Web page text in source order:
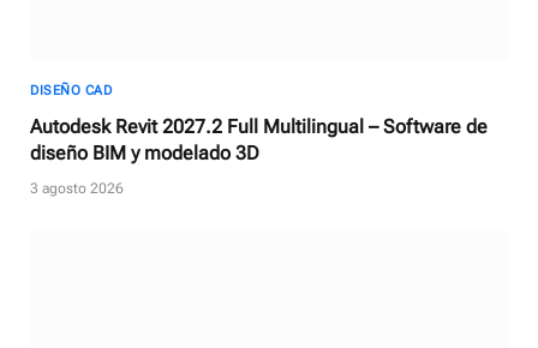
DISEÑO CAD
Autodesk Revit 2027.2 Full Multilingual – Software de
diseño BIM y modelado 3D
3 agosto 2026